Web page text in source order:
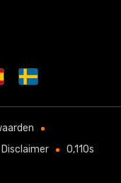
Disclaimer 0,110s